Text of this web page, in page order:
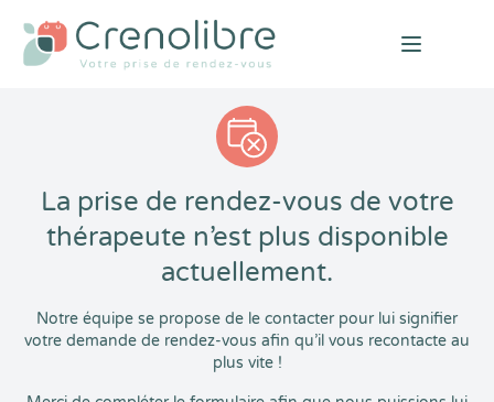
Open
La prise de rendez-vous de votre
thérapeute n’est plus disponible
actuellement.
Notre équipe se propose de le contacter pour lui signifier
votre demande de rendez-vous afin qu’il vous recontacte au
plus vite !